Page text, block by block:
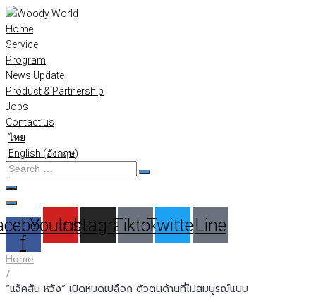
Skip
to
content
Home
Service
Program
News Update
Product & Partnership
Jobs
Contact us
ไทย
English (อังกฤษ)
Search
…
f
Youtube
Instagram
TiktokTwitterLine
Home
/
“แจ็คสัน หวัง” เปิดหมดเปลือก ตัวตนด้านที่ไม่สมบูรณ์แบบ